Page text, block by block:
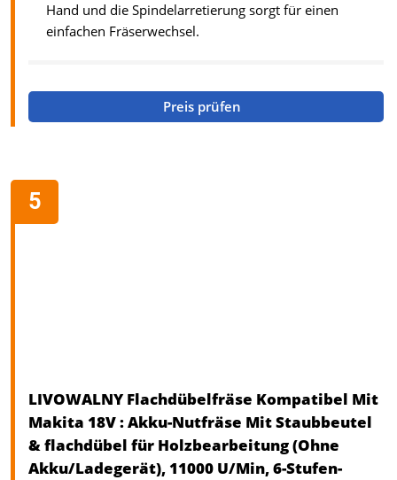
Hand und die Spindelarretierung sorgt für einen
einfachen Fräserwechsel.
Preis prüfen
LIVOWALNY Flachdübelfräse Kompatibel Mit
Makita 18V : Akku-Nutfräse Mit Staubbeutel
& flachdübel für Holzbearbeitung (Ohne
Akku/Ladegerät), 11000 U/Min, 6-Stufen-